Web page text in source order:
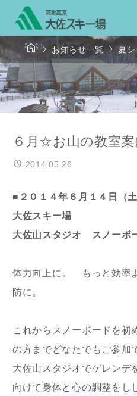
 お知らせ一覧夏
６月☆お山の教室案
2014.05.26
■２０１４年６月１４日（土
大佐スキー場
大佐山スタジオ スノーボ
体力向上に。 もっと効率
防に。
これからスノーボードを初
の方までどなたでもご参加
大佐山スタジオでゲレンデ
向けて身体と心の調整をし